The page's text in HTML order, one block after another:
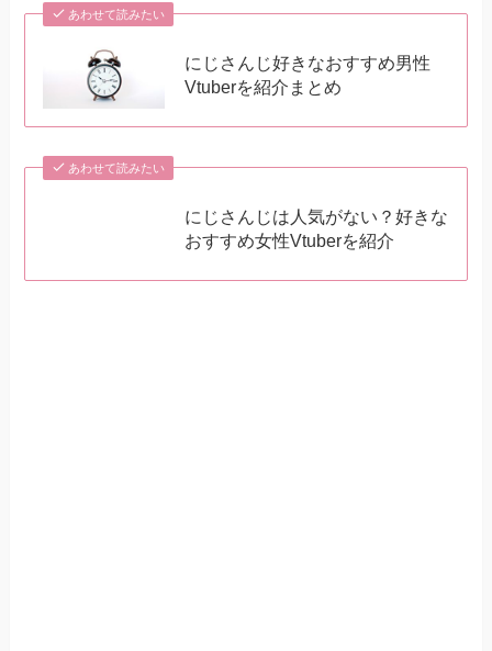
あわせて読みたい
にじさんじ好きなおすすめ男性
Vtuberを紹介まとめ
あわせて読みたい
にじさんじは人気がない？好きな
おすすめ女性Vtuberを紹介